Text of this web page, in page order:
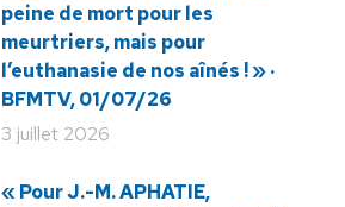
peine de mort pour les
meurtriers, mais pour
l’euthanasie de nos aînés ! » ·
BFMTV, 01/07/26
3 juillet 2026
« Pour J.-M. APHATIE,